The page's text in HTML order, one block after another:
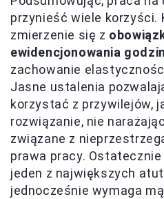
przynieść wiele korzyści.
zmierzenie się z
ewidencjonowania
zachowanie
Jasne ustalenia
korzystać z przywilejów,
rozwiązanie, nie
związane z
prawa pracy.
jeden z największych
jednocześnie wymaga